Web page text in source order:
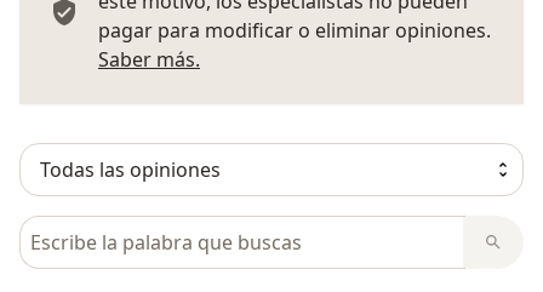
pagar para modificar o eliminar opiniones.
Saber más.
Busca en opiniones